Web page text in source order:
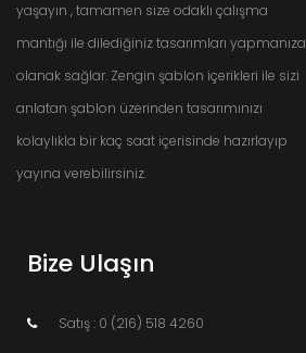
yaşayın , tamamen size odaklı çalışma
mantığı ile dilediğiniz tasarımları yapmanıza
olanak sağlar. Zengin şablon içerikleri ile sizi
anlatan şablon üzerinden tasarımınızı
kolaylıkla bir kaç saat içerisinde hazırlayıp
yayına verebilirsiniz.
Bize Ulaşın
Satış : 0 (216) 518 4260